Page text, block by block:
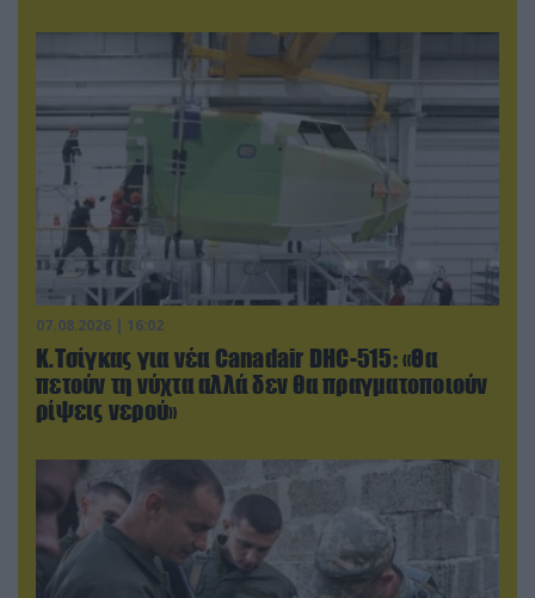
07.08.2026 | 16:02
Κ.Τσίγκας για νέα Canadair DHC-515: «Θα
πετούν τη νύχτα αλλά δεν θα πραγματοποιούν
ρίψεις νερού»